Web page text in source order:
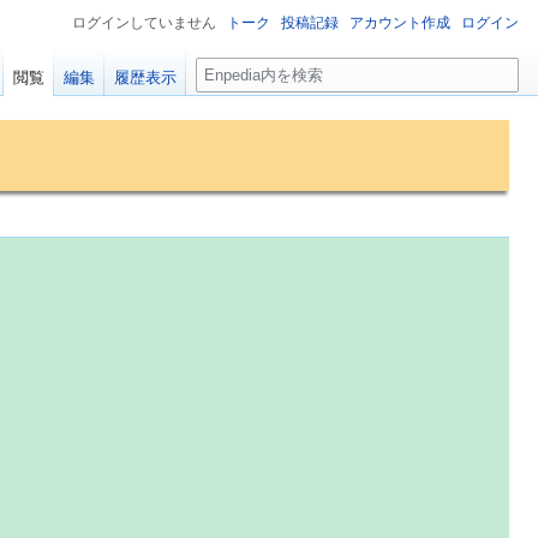
ログインしていません トーク 投稿記録 アカウント作成 ログイン
閲覧 編集 履歴表示
検
索